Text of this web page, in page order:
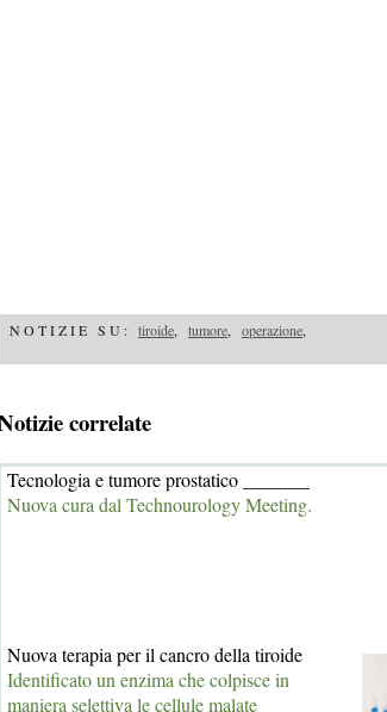
NOTIZIE SU: tiroide, tumore, operazione,
correlate
Tecnologia e tumore prostatico _______
Nuova cura dal Technourology Meeting.
Nuova terapia per il cancro della tiroide
Identificato un enzima che colpisce in
maniera selettiva le cellule malate